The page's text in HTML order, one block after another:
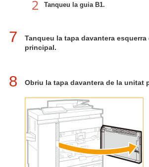
Tanqueu la guia B1.
7
Tanqueu la tapa davantera
principal.
8 Obriu la tapa davantera de la unitat